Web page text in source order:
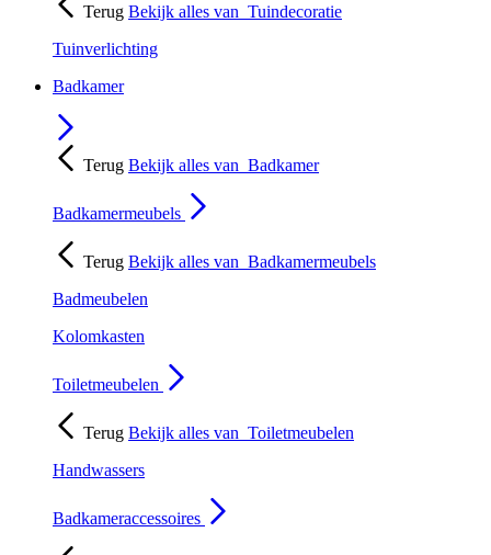
Terug Bekijk alles van Tuindecoratie
Tuinverlichting
Badkamer
Terug Bekijk alles van Badkamer
Badkamermeubels
Terug Bekijk alles van Badkamermeubels
Badmeubelen
Kolomkasten
Toiletmeubelen
Terug Bekijk alles van Toiletmeubelen
Handwassers
Badkameraccessoires